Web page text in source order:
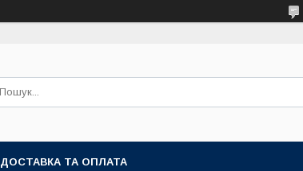
ДОСТАВКА ТА ОПЛАТА